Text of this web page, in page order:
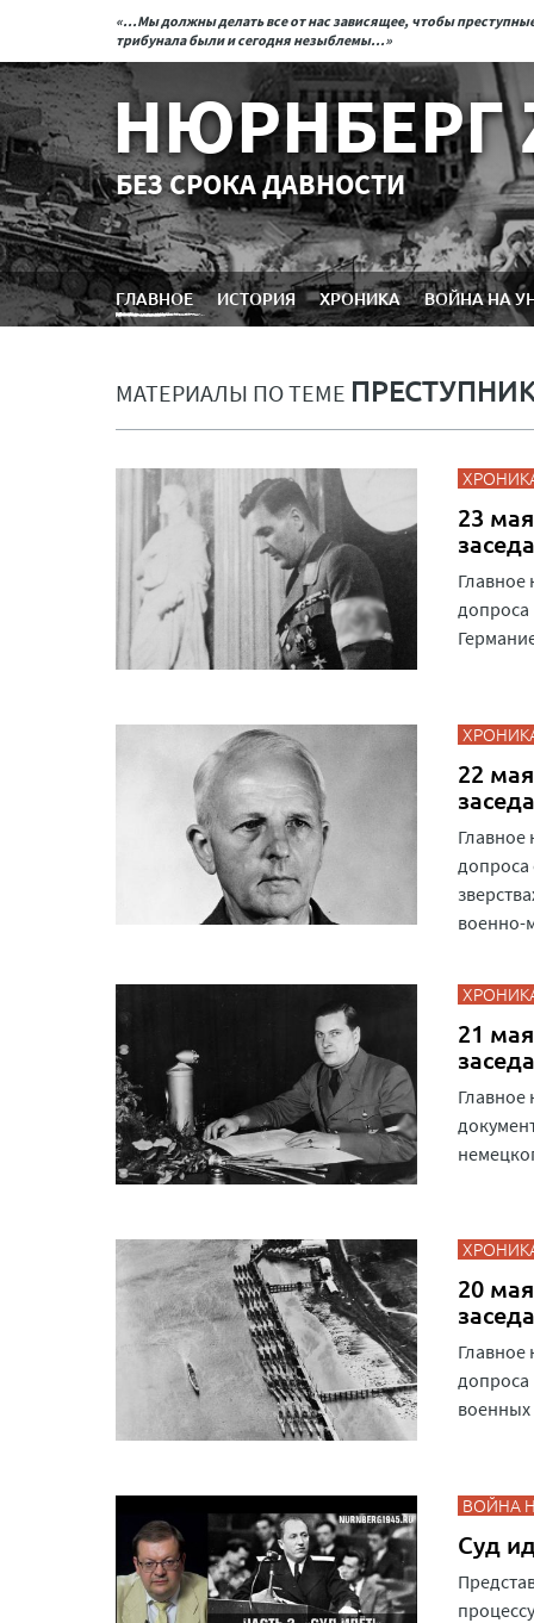
«...Мы должны делать все от нас зависящее, чтобы
трибунала были и сегодня незыблемы...»
НЮРНБЕРГ
БЕЗ СРОКА ДАВНОСТИ
ГЛАВНОЕ ИСТОРИЯ ХРОНИКА ВОЙНА НА
МАТЕРИАЛЫ ПО ТЕМЕ
23
Главное
допроса
22
Главное
допроса
военно-
21
Главное
20
Главное
допроса
военных
ВОЙНА
Суд